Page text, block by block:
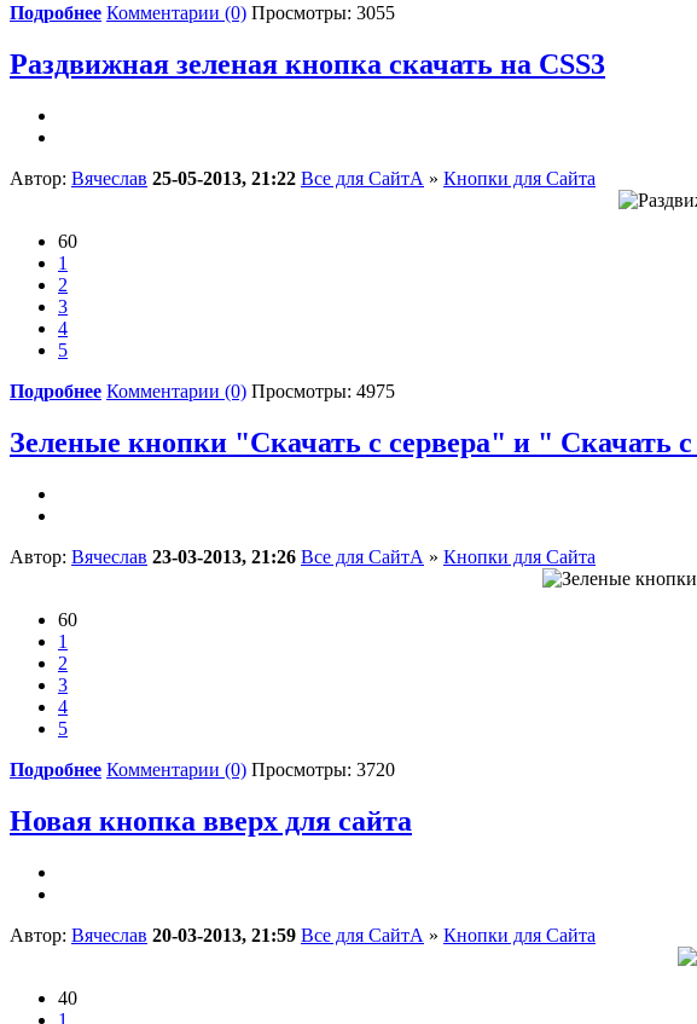
Подробнее Комментарии (0) Просмотры: 3055
Раздвижная зеленая кнопка скачать на CSS3
Автор: Вячеслав 25-05-2013, 21:22 Все для СайтА » Кнопки для Сайта
60
1
2
3
4
5
Подробнее Комментарии (0) Просмотры: 4975
Зеленые кнопки "Скачать с сервера" и " Скачать
Автор: Вячеслав 23-03-2013, 21:26 Все для СайтА » Кнопки для Сайта
60
1
2
3
4
5
Подробнее Комментарии (0) Просмотры: 3720
Новая кнопка вверх для сайта
Автор: Вячеслав 20-03-2013, 21:59 Все для СайтА » Кнопки для Сайта
40
1